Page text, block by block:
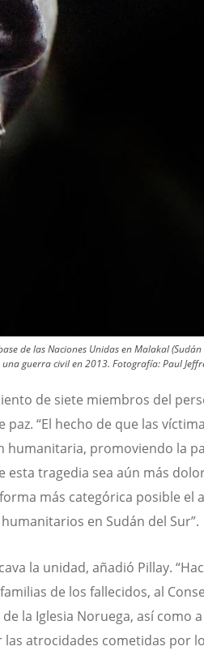
de las Naciones Unidas en Malakal
guerra civil en 2013. Fotografía:Paul
de siete miembros del
“El hecho de que las
humanitaria, promoviendo la
esta tragedia sea aún más
forma más categórica posible el
en Sudán del Sur”.
la unidad, añadió Pillay.
de los fallecidos, al
la Iglesia Noruega, así como
atrocidades cometidas por